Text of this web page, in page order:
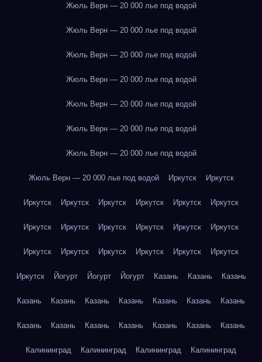
Жюль Верн — 20 000 лье под водой
Жюль Верн — 20 000 лье под водой
Жюль Верн — 20 000 лье под водой
Жюль Верн — 20 000 лье под водой
Жюль Верн — 20 000 лье под водой
Жюль Верн — 20 000 лье под водой
Жюль Верн — 20 000 лье под водой
Жюль Верн — 20 000 лье под водой Иркутск Иркутск
Иркутск Иркутск Иркутск Иркутск Иркутск Иркутск
Иркутск Иркутск Иркутск Иркутск Иркутск Иркутск
Иркутск Иркутск Иркутск Иркутск Иркутск Иркутск
Иркутск Йогурт Йогурт Йогурт Казань Казань Казань
Казань Казань Казань Казань Казань Казань Казань
Казань Казань Казань Казань Казань Казань Казань
Калининград Калининград Калининград Калининград